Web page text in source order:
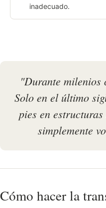
inadecuado.
"Durante milenios
Solo en el último
pies en
simplemente
Cómo hacer la